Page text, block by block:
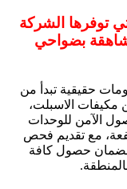
توفرها الشركة
بضواحي
حقيقية تبدأ من
مكيفات الاسبلت،
الآمن للوحدات
مع تقديم فحص
لضمان حصول كافة